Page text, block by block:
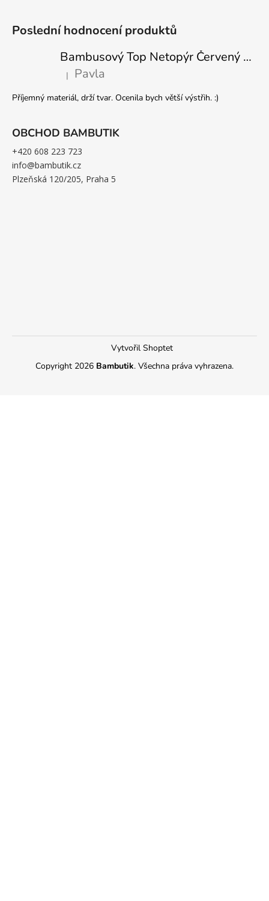
Poslední hodnocení produktů
Bambusový Top Netopýr Červený 3/4 Rukáv Volný Střih Dámský
Hodnocení produktu je 5 z 5 hvězdiček.
| Pavla
Příjemný materiál, drží tvar. Ocenila bych větší výstřih. :)
OBCHOD BAMBUTIK
+420 608 223 723
info@bambutik.cz
Plzeňská 120/205, Praha 5
Vytvořil Shoptet
Copyright 2026 Bambutik. Všechna práva vyhrazena.